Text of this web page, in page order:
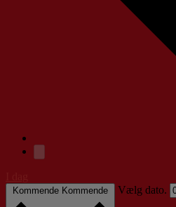
Kommende Kommende Vælg dato.